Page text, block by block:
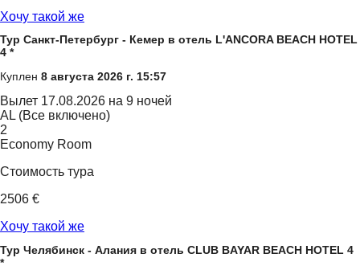
Хочу такой же
Тур Санкт-Петербург - Кемер в отель L'ANCORA BEACH HOTEL
4 *
Куплен 8 августа 2026 г. 15:57
Вылет 17.08.2026 на 9 ночей
AL (Все включено)
2
Economy Room
Стоимость тура
2506 €
Хочу такой же
Тур Челябинск - Алания в отель CLUB BAYAR BEACH HOTEL 4
*